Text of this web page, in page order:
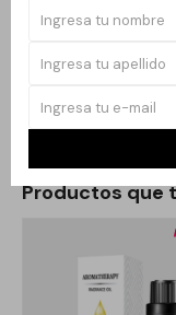
Feng Shui
Productos que